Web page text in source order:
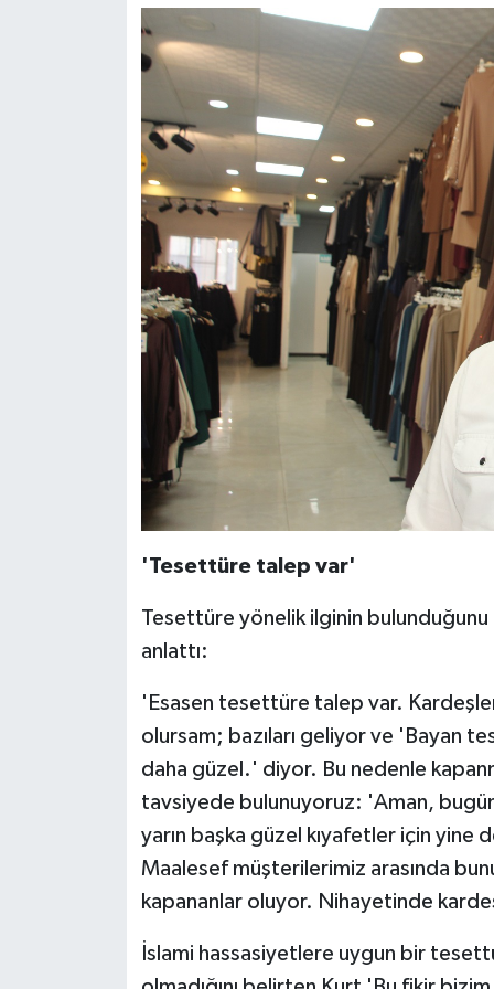
'Tesettüre talep var'
Tesettüre yönelik ilginin bulunduğunu
anlattı:
'Esasen tesettüre talep var.
olursam; bazıları geliyor ve 'Bayan
daha güzel.' diyor. Bu nedenle
tavsiyede bulunuyoruz: 'Aman,
yarın başka güzel kıyafetler için
Maalesef müşterilerimiz arasında
kapananlar oluyor. Nihayetinde
İslami hassasiyetlere uygun bir